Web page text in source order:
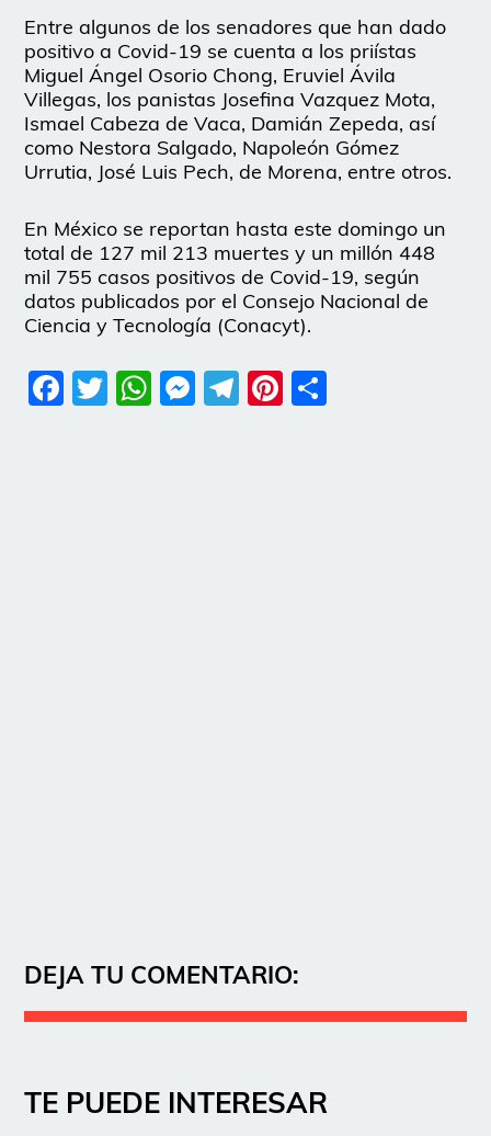
Entre algunos de los senadores que han dado
positivo a Covid-19 se cuenta a los priístas
Miguel Ángel Osorio Chong, Eruviel Ávila
Villegas, los panistas Josefina Vazquez Mota,
Ismael Cabeza de Vaca, Damián Zepeda, así
como Nestora Salgado, Napoleón Gómez
Urrutia, José Luis Pech, de Morena, entre otros.
En México se reportan hasta este domingo un
total de 127 mil 213 muertes y un millón 448
mil 755 casos positivos de Covid-19, según
datos publicados por el Consejo Nacional de
Ciencia y Tecnología (Conacyt).
Facebook
Twitter
WhatsApp
Messenger
Telegram
Pinterest
DEJA TU COMENTARIO:
TE PUEDE INTERESAR